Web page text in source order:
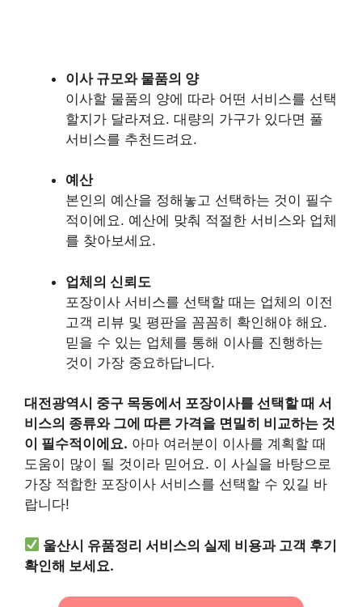
이사 규모와 물품의 양
이사할 물품의 양에 따라 어떤 서비스를 선택
할지가 달라져요. 대량의 가구가 있다면 풀
서비스를 추천드려요.
예산
본인의 예산을 정해놓고 선택하는 것이 필수
적이에요. 예산에 맞춰 적절한 서비스와 업체
를 찾아보세요.
업체의 신뢰도
포장이사 서비스를 선택할 때는 업체의 이전
고객 리뷰 및 평판을 꼼꼼히 확인해야 해요.
믿을 수 있는 업체를 통해 이사를 진행하는
것이 가장 중요하답니다.
대전광역시 중구 목동에서 포장이사를 선택할 때 서
비스의 종류와 그에 따른 가격을 면밀히 비교하는 것
이 필수적이에요. 아마 여러분이 이사를 계획할 때
도움이 많이 될 것이라 믿어요. 이 사실을 바탕으로
가장 적합한 포장이사 서비스를 선택할 수 있길 바
랍니다!
울산시 유품정리 서비스의 실제 비용과 고객 후기
확인해 보세요.